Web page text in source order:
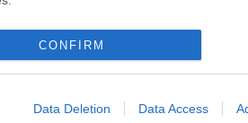
identifiers in apps.
CONFIRM
Data Deletion Data Access